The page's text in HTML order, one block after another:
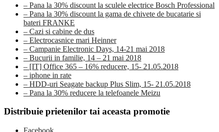
– Pana la 30% discount la sculele electrice Bosch Professional
– Pana la 30% discount la gama de chivete de bucatarie si
bateri FRANKE
– Cazi si cabine de dus
– Electrocasnice mari Heinner
– Campanie Electronic Days, 14-21 mai 2018
– Bucurii in familie, 14 – 21 mai 2018
– [IT] Office 365 – 16% reducere, 15- 21.05.2018
– iphone in rate
– HDD-uri Seagate backup Plus Slim, 15- 21.05.2018
– Pana la 30% reducere la telefoanele Meizu
Distribuie prietenilor tai aceasta promotie
Facebook